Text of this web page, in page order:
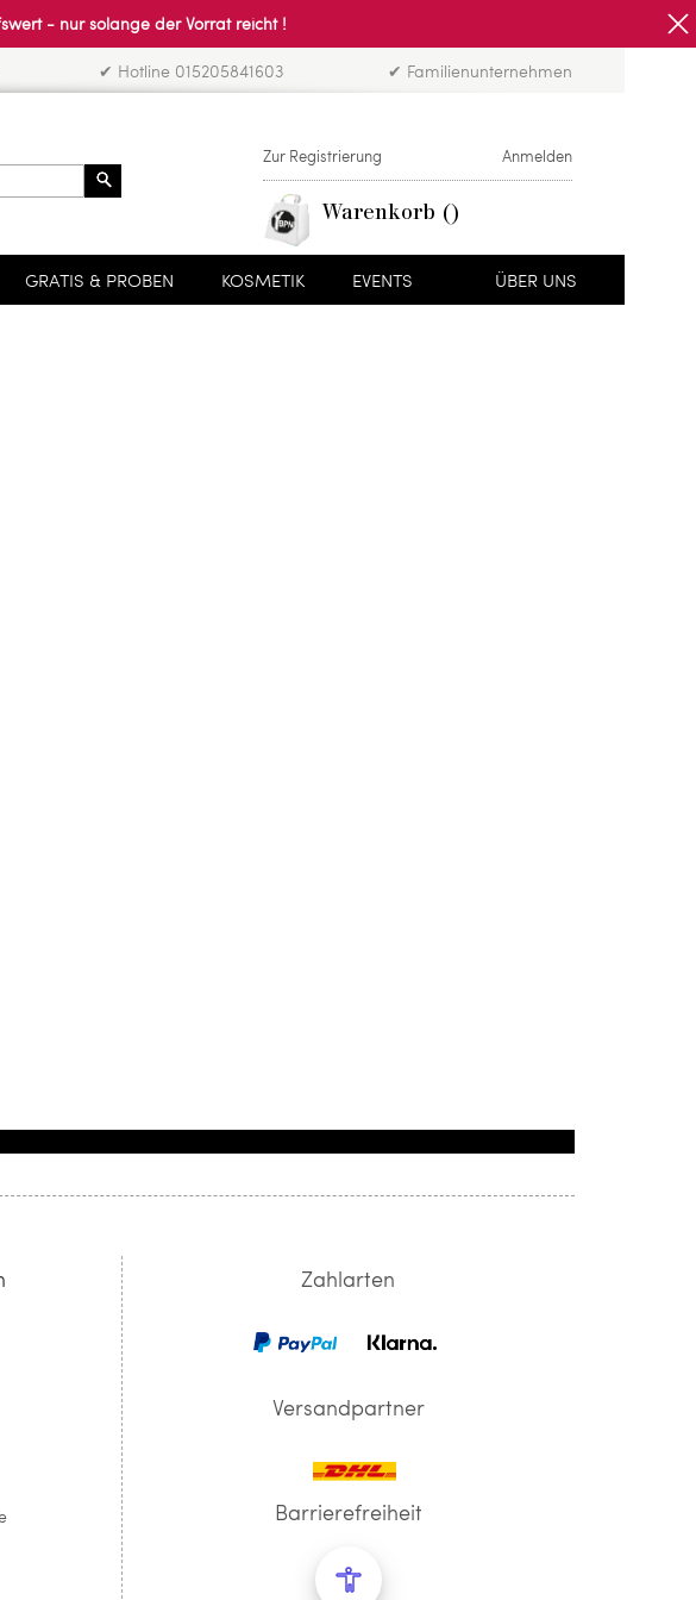
- nur solange der Vorrat reicht !
✔ Hotline 015205841603 ✔ Familienunternehmen
Zur Registrierung Anmelden
Warenkorb
GRATIS & PROBEN KOSMETIK EVENTS ÜBER UNS
Zahlarten
Versandpartner
Barrierefreiheit